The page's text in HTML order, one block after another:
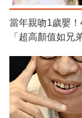
當年親吻1歲嬰
「超高顏值如兄